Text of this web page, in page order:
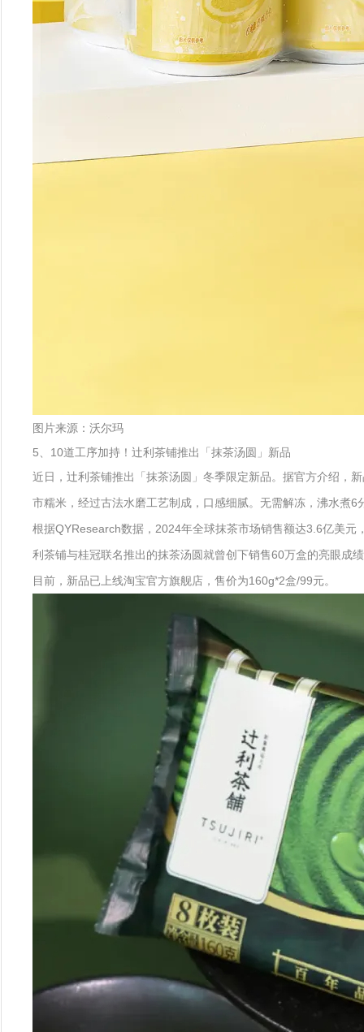
图片来源：沃尔玛
5、10道工序加持！辻利茶铺推出「抹茶汤圆」新品
近日，辻利茶铺推出「抹茶汤圆」冬季限定新品。据官方介绍，
市糯米，经过古法水磨工艺制成，口感细腻。无需解冻，沸水煮6
根据QYResearch数据，2024年全球抹茶市场销售额达3.6亿美
利茶铺与桂冠联名推出的抹茶汤圆就曾创下销售60万盒的亮眼成
目前，新品已上线淘宝官方旗舰店，售价为160g*2盒/99元。